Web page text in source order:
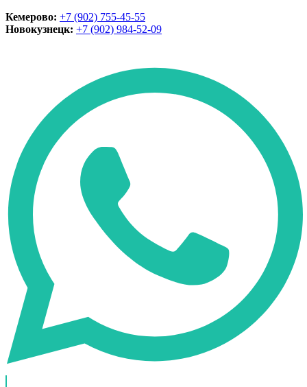
Кемерово: +7 (902) 755-45-55
Новокузнецк: +7 (902) 984-52-09